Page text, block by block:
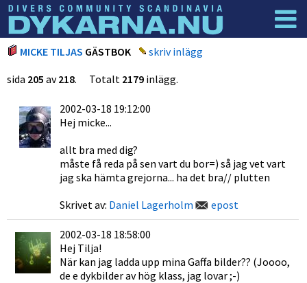
Dyknyheter
MICKE TILJAS GÄSTBOK
skriv inlägg
sida 205 av218. Totalt 2179 inlägg.
2002-03-18 19:12:00
Hej micke...
allt bra med dig?
måste få reda på sen vart du bor=) så jag vet vart
jag ska hämta grejorna... ha det bra// plutten
Skrivet av: Daniel Lagerholm epost
2002-03-18 18:58:00
Hej Tilja!
När kan jag ladda upp mina Gaffa bilder?? (Joooo,
de e dykbilder av hög klass, jag lovar ;-)